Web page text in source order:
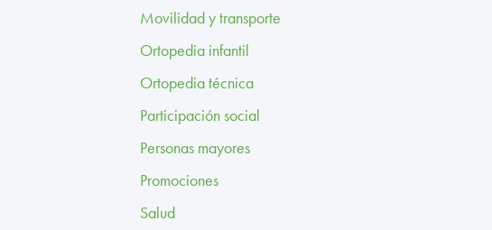
Movilidad y transporte
Ortopedia infantil
Ortopedia técnica
Participación social
Personas mayores
Promociones
Salud